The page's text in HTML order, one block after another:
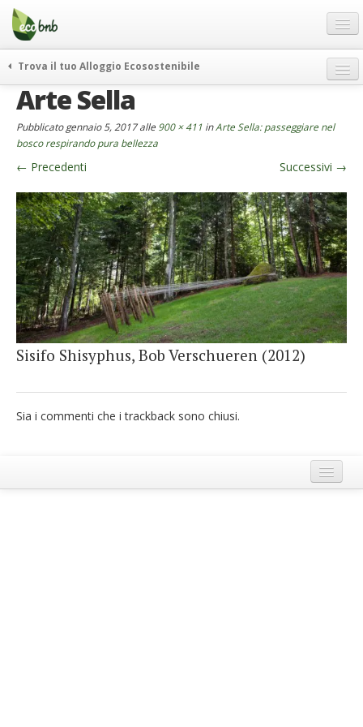
Menu
Salta
contenuto
Offerte Speciali
Regali
FAQ
Chi Siamo
Partner
Contatti
Italiano
German
English
Spanish
Italiano
Trova il tuo Alloggio Ecosostenibile
weekend green
curiosità
vivere e viaggiare verde
news ed eventi
ecohotel
rassegna stampa
Arte Sella
Pubblicatogennaio 5, 2017alle 900 × 411 inArte Sella: passeggiare nel
bosco respirando pura bellezza
← Precedenti Successivi →
Sisifo Shisyphus, Bob Verschueren (2012)
Sia i commenti che i trackback sono chiusi.